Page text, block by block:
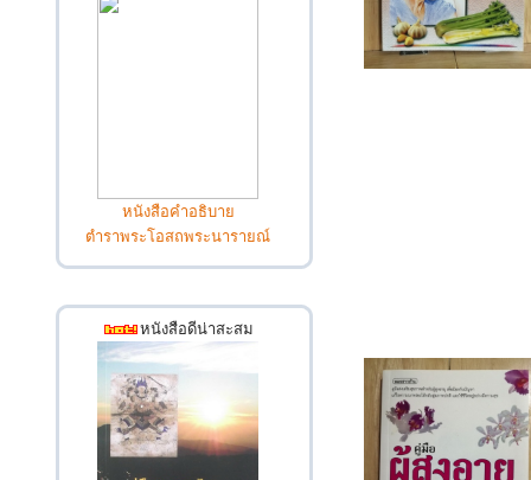
หนังสือคำอธิบาย
ตำราพระโอสถพระนารายณ์
หนังสือดีน่าสะสม